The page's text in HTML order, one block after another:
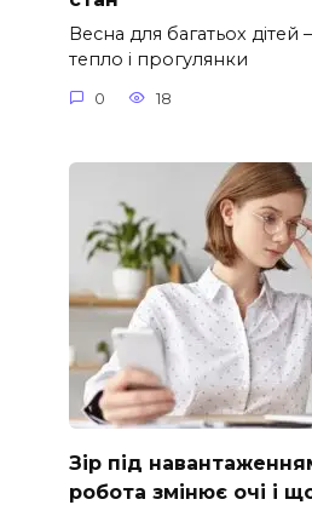
Весна для багатьох
тепло і прогулянки
0 18
Зір під
робота змінює очі і